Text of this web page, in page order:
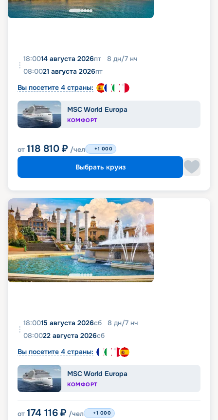
18:0014 августа 2026пт 8 дн/7 нч
08:0021 августа 2026пт
Вы посетите 4 страны:
MSC World Europa
КОМФОРТ
от 118 810 ₽ /чел +1 000
Выбрать круиз
18:0015 августа 2026сб 8 дн/7 нч
08:0022 августа 2026сб
Вы посетите 4 страны:
MSC World Europa
КОМФОРТ
от 174 116 ₽ /чел +1 000